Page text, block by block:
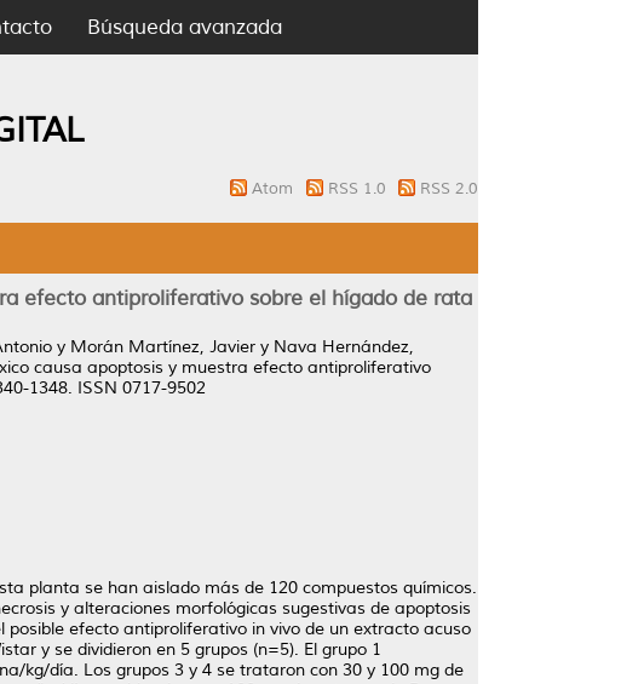
Búsqueda avanzada
Atom RSS 1.0 RSS 2.0
efecto antiproliferativo sobre el hígado de rata
y Morán Martínez, Javier y Nava Hernández,
causa apoptosis y muestra efecto antiproliferativo
1348. ISSN 0717-9502
planta se han aislado más de 120 compuestos químicos.
y alteraciones morfológicas sugestivas de apoptosis
efecto antiproliferativo in vivo de un extracto acuso
y se dividieron en 5 grupos (n=5). El grupo 1
kg/día. Los grupos 3 y 4 se trataron con 30 y 100 mg de